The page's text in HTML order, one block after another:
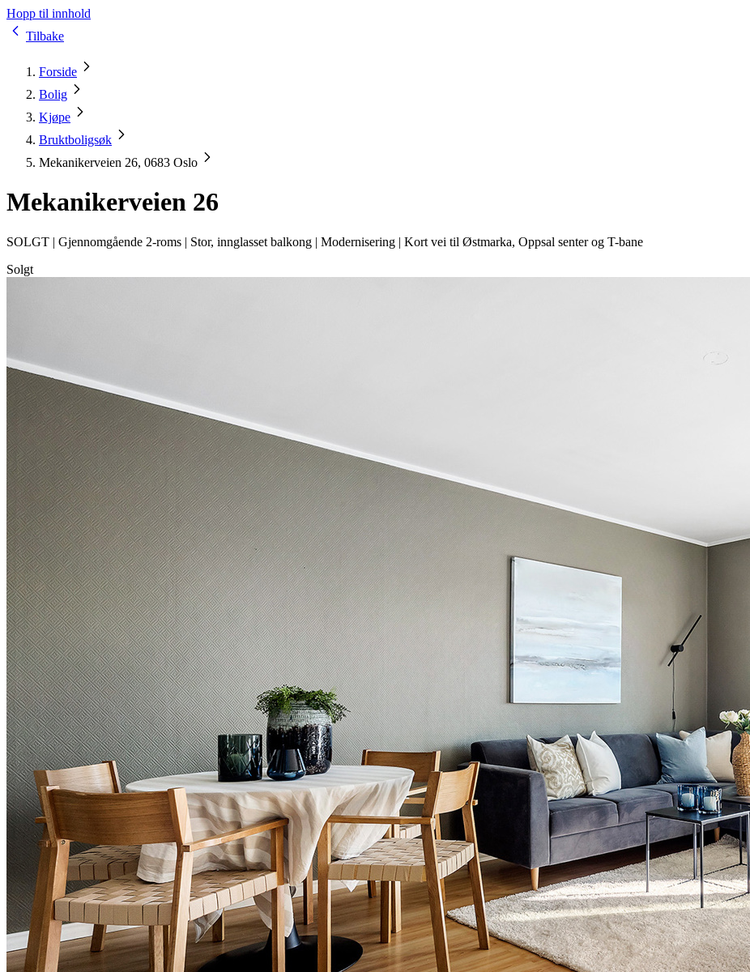
Hopp til innhold
Tilbake
Forside
Bolig
Kjøpe
Bruktboligsøk
Mekanikerveien 26, 0683 Oslo
Mekanikerveien 26
SOLGT | Gjennomgående 2-roms | Stor, innglasset balkong | Modernisering | Kort vei til Østmarka, Oppsal senter og T-bane
Solgt